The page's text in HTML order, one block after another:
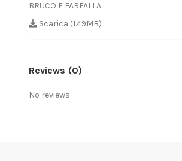
BRUCO E FARFALLA
Scarica (1.49MB)
Reviews (0)
No reviews